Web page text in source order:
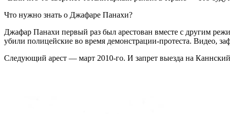
Что нужно знать о Джафаре Панахи?
Джафар Панахи первый раз был арестован вместе с другим
убили полицейские во время демонстрации-протеста. Видео,
Следующий арест — март 2010-го. И запрет выезда на